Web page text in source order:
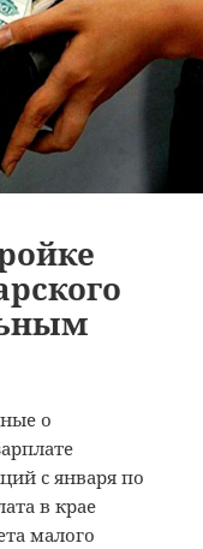
о
с января по
в крае
малого